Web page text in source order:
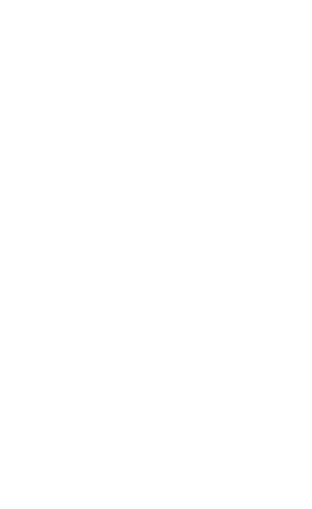
又琛同学爱心捐赠
爱心捐赠
老师爱心捐赠
心捐赠
以茹同学爱心捐赠
爱心捐赠
爱心捐赠
级2班全体同学爱心捐赠
爱心捐赠
金
金
爱心捐赠
爱心捐赠